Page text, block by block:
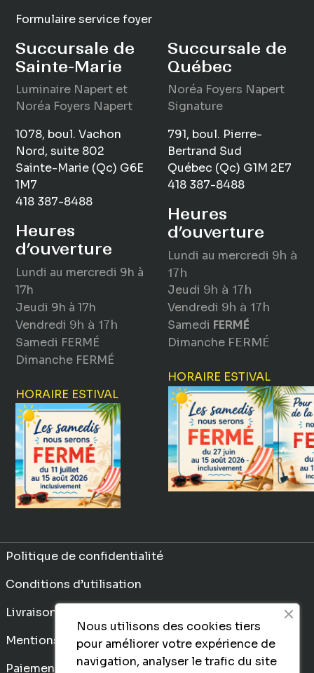
Formulaire service foyer
Succursale de
Sainte-Marie
Luminaire Napert et
Noréa Foyers Napert
1078, boul. Vachon
Nord, suite 802
Sainte-Marie (Qc) G6E
1M7
418 387-8488
Heures
d’ouverture
Lundi au mercredi 9h à
17h
Jeudi 9h à 17h
Vendredi 9h à 17h
Samedi FERMÉ
Dimanche FERMÉ
HORAIRE ESTIVAL
Succursale de
Québec
Noréa Foyers Napert
Signature
791, boul. Pierre-
Bertrand Sud
Québec (Qc) G1M 2E7
418 387-8488
Heures
d’ouverture
Lundi au mercredi 9h à
17h
Jeudi 9h à 17h
Vendredi 9h à 17h
Samedi FERMÉ
Dimanche FERMÉ
HORAIRE ESTIVAL
Politique de confidentialité
Conditions d’utilisation
Livraison
Mentions légales
Paiement sécurisé
Nous utilisons des cookies tiers
pour améliorer votre expérience de
navigation, analyser le trafic du site